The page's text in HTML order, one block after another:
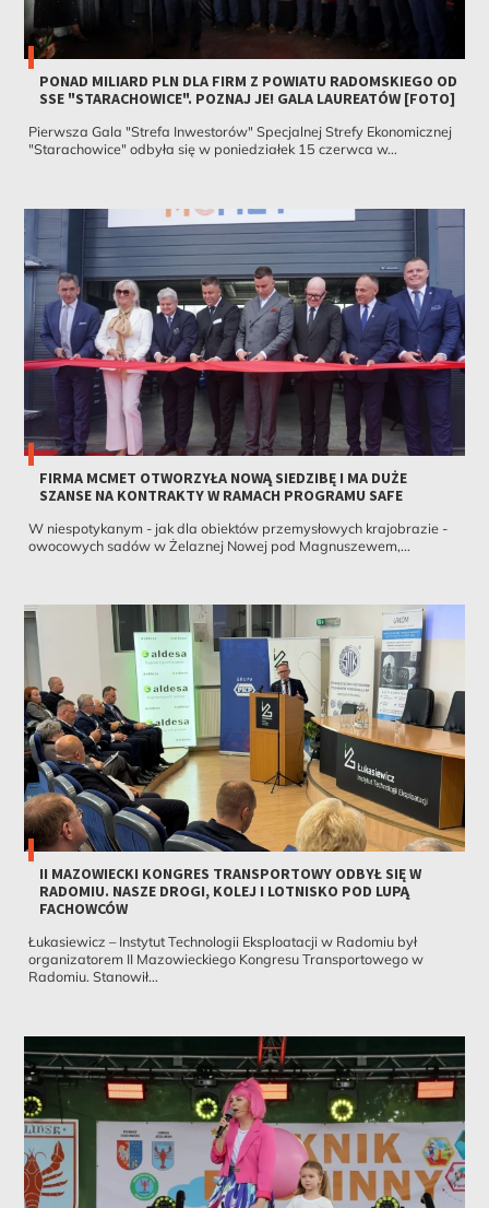
PONAD MILIARD PLN DLA FIRM Z POWIATU RADOMSKIEGO OD
SSE "STARACHOWICE". POZNAJ JE! GALA LAUREATÓW [FOTO]
Pierwsza Gala "Strefa Inwestorów" Specjalnej Strefy Ekonomicznej
"Starachowice" odbyła się w poniedziałek 15 czerwca w...
FIRMA MCMET OTWORZYŁA NOWĄ SIEDZIBĘ I MA DUŻE
SZANSE NA KONTRAKTY W RAMACH PROGRAMU SAFE
W niespotykanym - jak dla obiektów przemysłowych krajobrazie -
owocowych sadów w Żelaznej Nowej pod Magnuszewem,...
II MAZOWIECKI KONGRES TRANSPORTOWY ODBYŁ SIĘ W
RADOMIU. NASZE DROGI, KOLEJ I LOTNISKO POD LUPĄ
FACHOWCÓW
Łukasiewicz – Instytut Technologii Eksploatacji w Radomiu był
organizatorem II Mazowieckiego Kongresu Transportowego w
Radomiu. Stanowił...